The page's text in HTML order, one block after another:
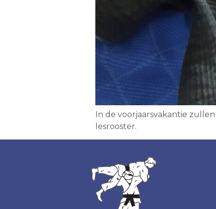
In de voorjaarsvakantie
lesrooster.